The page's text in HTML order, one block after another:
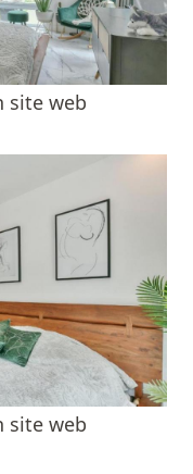
site web
site web